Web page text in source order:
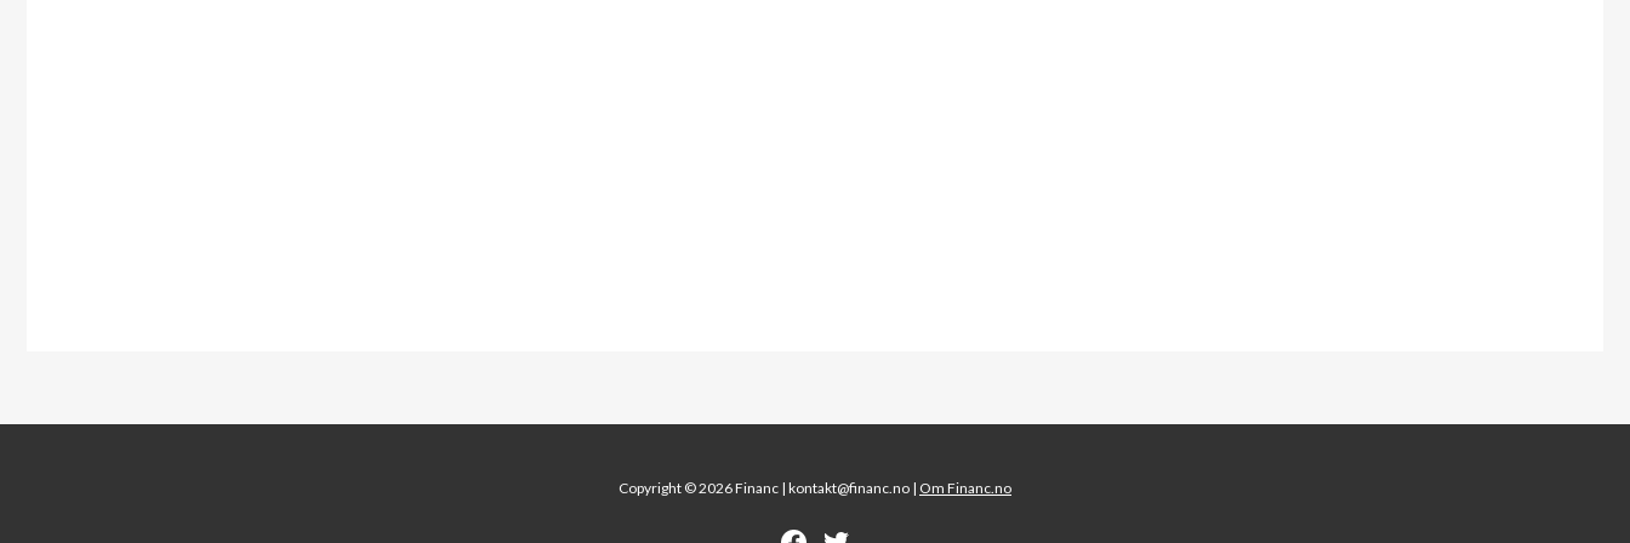
Copyright © 2026 Financ | kontakt@financ.no | Om Financ.no